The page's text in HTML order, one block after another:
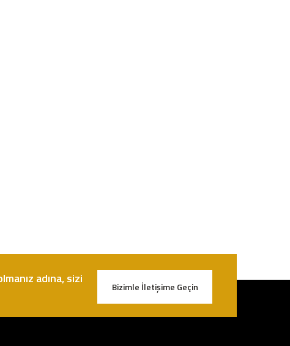
adına, sizi
Bizimle İletişime Geçin